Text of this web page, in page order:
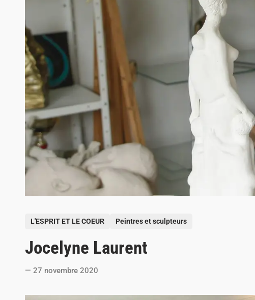
s
L'ESPRIT ET LE COEUR Peintres et sculpteurs
Jocelyne Laurent
27 novembre 2020